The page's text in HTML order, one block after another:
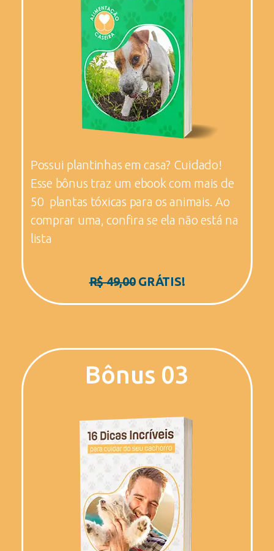
Possui plantinhas em casa? Cuidado!
Esse bônus traz um ebook com mais de
50 plantas tóxicas para os animais. Ao
comprar uma, confira se ela não está na
lista
R$ 49,00GRÁTIS!
Bônus 03